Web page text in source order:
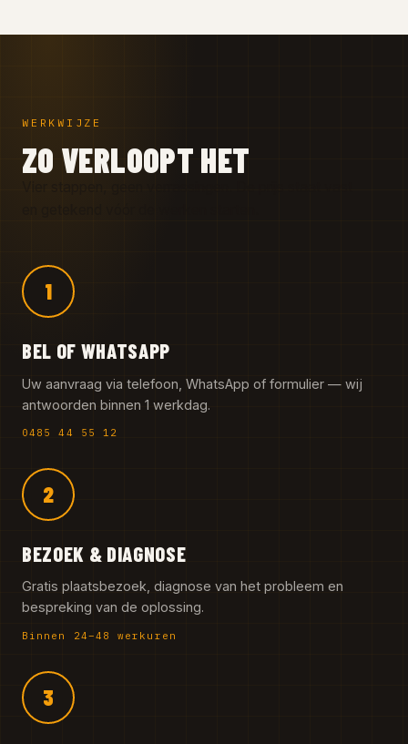
WERKWIJZE
ZO VERLOOPT HET
1
BEL OF WHATSAPP
Uw aanvraag via telefoon, WhatsApp of formulier — wij
antwoorden binnen 1 werkdag.
0485 44 55 12
2
BEZOEK & DIAGNOSE
Gratis plaatsbezoek, diagnose van het probleem en
bespreking van de oplossing.
Binnen 24–48 werkuren
3